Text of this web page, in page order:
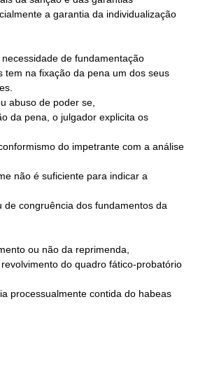
de fundamentação
abuso de poder se,
ou não da reprimenda,